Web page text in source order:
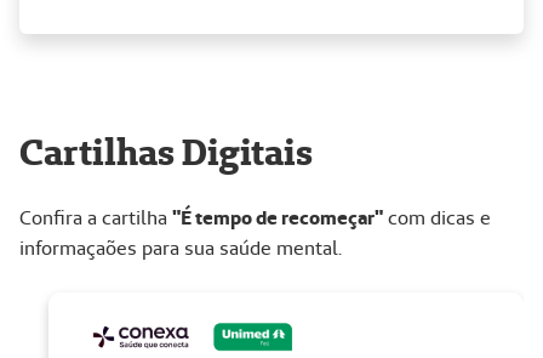
Cartilhas Digitais
Confira a cartilha "É tempo de recomeçar"com dicas e
informaçaões para sua saúde mental.